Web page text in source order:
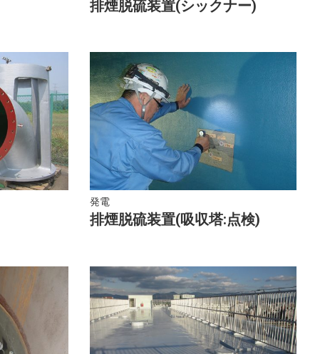
排煙脱硫装置(シックナー)
発電
排煙脱硫装置(吸収塔:点検)